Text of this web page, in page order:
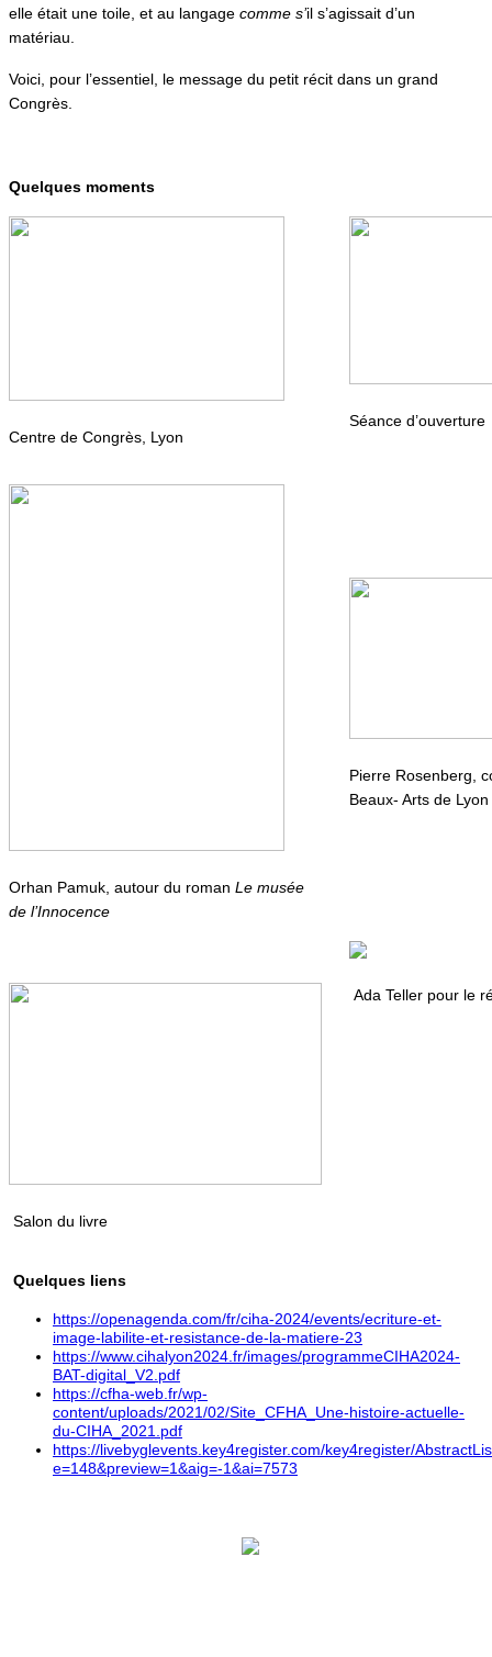
elle était une toile, et au langage comme s’il s’agissait d’un
matériau.
Voici, pour l’essentiel, le message du petit récit dans un grand
Congrès.
Quelques moments
Centre de Congrès, Lyon
Séance d’ouverture
Orhan Pamuk, autour du roman Le musée
de l’Innocence
Pierre Rosenberg,
Beaux- Arts de Lyon
Salon du livre
Ada Teller pour le
Quelques liens
https://openagenda.com/fr/ciha-2024/events/ecriture-et-
image-labilite-et-resistance-de-la-matiere-23
https://www.cihalyon2024.fr/images/programmeCIHA2024-
BAT-digital_V2.pdf
https://cfha-web.fr/wp-
content/uploads/2021/02/Site_CFHA_Une-histoire-actuelle-
du-CIHA_2021.pdf
https://livebyglevents.key4register.com/key4register/
e=148&preview=1&aig=-1&ai=7573